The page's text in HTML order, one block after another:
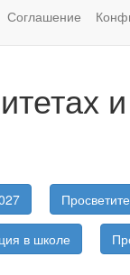
Соглашение
в школе